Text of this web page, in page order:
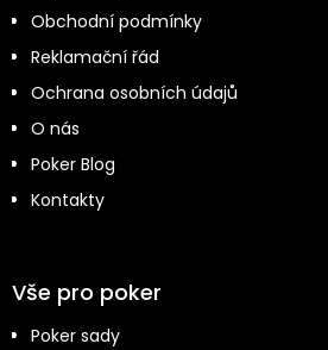
Obchodní podmínky
Reklamační řád
Ochrana osobních údajů
O nás
Poker Blog
Kontakty
Vše pro poker
Poker sady